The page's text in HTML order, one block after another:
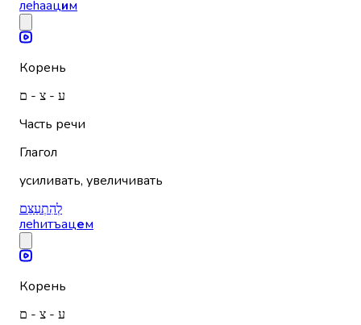
леhаацим
Корень
ע - צ - ם
Часть речи
Глагол
усиливать, увеличивать
לְהִתְעַצֵּם
леhитъацем
Корень
ע - צ - ם